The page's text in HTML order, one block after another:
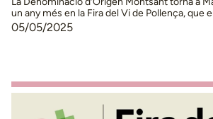
un any més en la Fira del Vi de Pollença, que
cap de setmana del 10 i 11 de maig. Un cop
de Falset, que ha tornat a tancar amb rècord
05/05/2025